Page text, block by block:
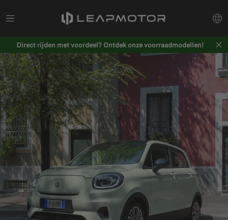
Direct rijden met voordeel? Ontdek onze voorraadmodellen!